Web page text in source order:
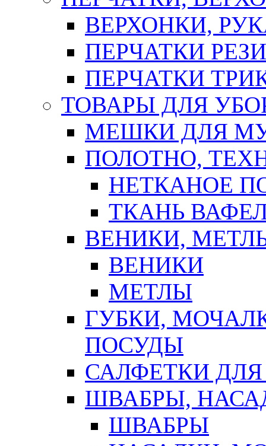
ВЕРХОНКИ,
ПЕРЧАТКИ
ПЕРЧАТКИ
ТОВАРЫ ДЛЯ
МЕШКИ ДЛЯ
ПОЛОТНО,
НЕТКАНОЕ
ТКАНЬ
ВЕНИКИ,
ВЕНИКИ
МЕТЛЫ
ГУБКИ,
ПОСУДЫ
САЛФЕТКИ
ШВАБРЫ,
ШВАБРЫ